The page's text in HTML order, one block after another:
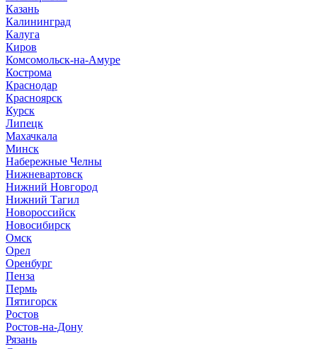
Казань
Калининград
Калуга
Киров
Комсомольск-на-Амуре
Кострома
Краснодар
Красноярск
Курск
Липецк
Махачкала
Минск
Набережные Челны
Нижневартовск
Нижний Новгород
Нижний Тагил
Новороссийск
Новосибирск
Омск
Орел
Оренбург
Пенза
Пермь
Пятигорск
Ростов
Ростов-на-Дону
Рязань